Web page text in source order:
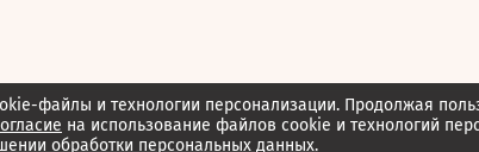
файлы и технологии персонализации. Продолжая
на использование файлов cookie и технологий
обработки персональных данных.